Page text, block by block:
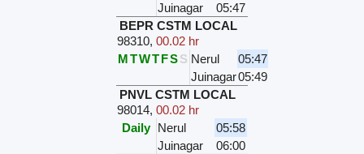
Juinagar
05:47
BEPR CSTM LOCAL
98310,00.02 hr
MTWTFSS Nerul
05:47
Juinagar05:49
PNVL CSTM LOCAL
98014,00.02 hr
Daily Nerul
05:58
Juinagar
06:00